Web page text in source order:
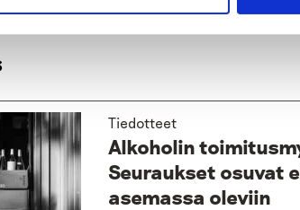
Tiedotteet
Alkoholin
Seuraukset osuvat
asemassa oleviin